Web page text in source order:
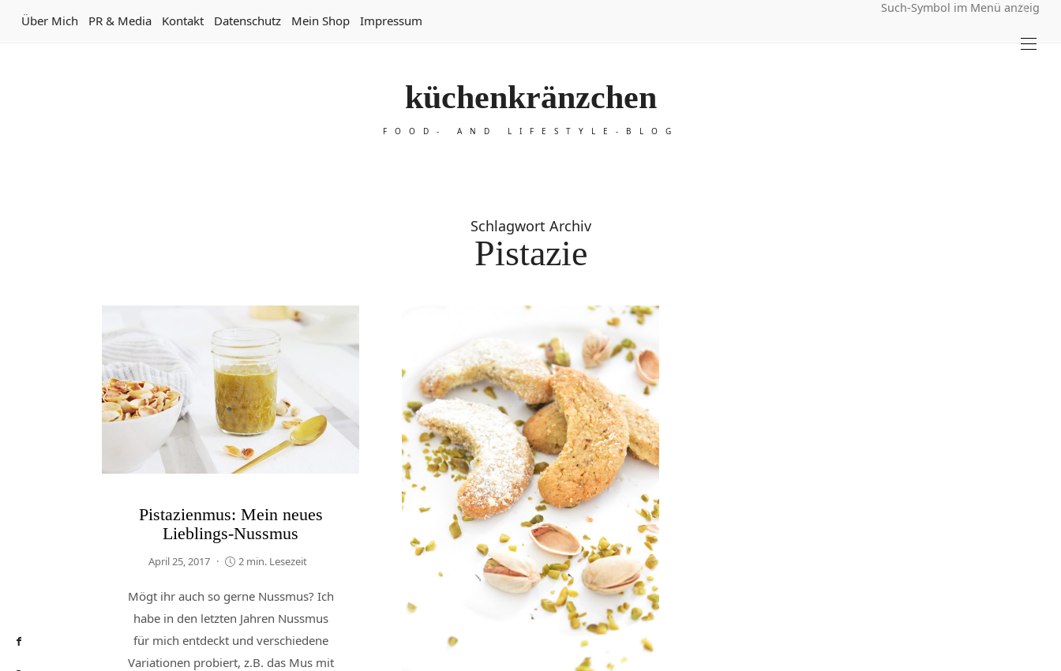
Über Mich PR & Media Kontakt Datenschutz Mein Shop Impressum
küchenkränzchen
FOOD- AND LIFESTYLE-BLOG
Schlagwort Archiv
Pistazie
Pistazienmus: Mein neues
Lieblings-Nussmus
April 25, 2017 2 min. Lesezeit
Mögt ihr auch so gerne Nussmus? Ich
habe in den letzten Jahren Nussmus
für mich entdeckt und verschiedene
Variationen probiert, z.B. das Mus mit